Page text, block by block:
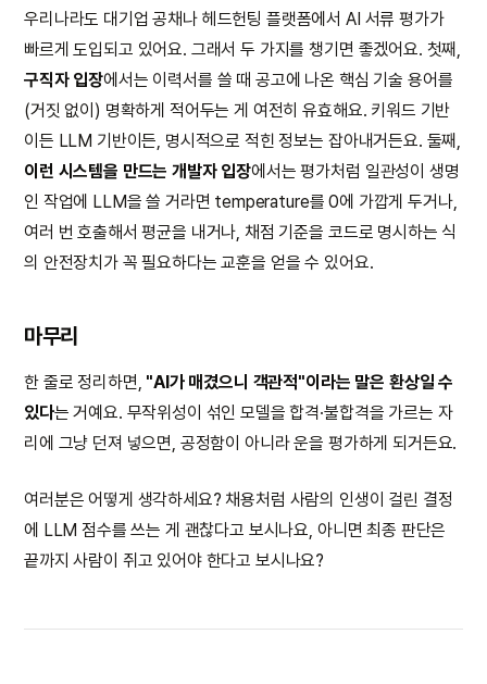
우리나라도 대기업 공채나 헤드헌팅 플랫폼에서 AI 서류 평가가
빠르게 도입되고 있어요. 그래서 두 가지를 챙기면 좋겠어요. 첫째,
구직자 입장에서는 이력서를 쓸 때 공고에 나온 핵심 기술 용어를
(거짓 없이) 명확하게 적어두는 게 여전히 유효해요. 키워드 기반
이든 LLM 기반이든, 명시적으로 적힌 정보는 잡아내거든요. 둘째,
이런 시스템을 만드는 개발자 입장에서는 평가처럼 일관성이 생명
인 작업에 LLM을 쓸 거라면 temperature를 0에 가깝게 두거나,
여러 번 호출해서 평균을 내거나, 채점 기준을 코드로 명시하는 식
의 안전장치가 꼭 필요하다는 교훈을 얻을 수 있어요.
마무리
한 줄로 정리하면, "AI가 매겼으니 객관적"이라는 말은 환상일 수
있다는 거예요. 무작위성이 섞인 모델을 합격·불합격을 가르는 자
리에 그냥 던져 넣으면, 공정함이 아니라 운을 평가하게 되거든요.
여러분은 어떻게 생각하세요? 채용처럼 사람의 인생이 걸린 결정
에 LLM 점수를 쓰는 게 괜찮다고 보시나요, 아니면 최종 판단은
끝까지 사람이 쥐고 있어야 한다고 보시나요?